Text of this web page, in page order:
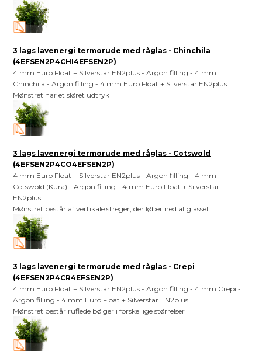
3 lags lavenergi termorude med råglas - Chinchila
(4EFSEN2P4CHI4EFSEN2P)
4 mm Euro Float + Silverstar EN2plus - Argon filling - 4 mm
Chinchila - Argon filling - 4 mm Euro Float + Silverstar EN2plus
Mønstret har et sløret udtryk
3 lags lavenergi termorude med råglas - Cotswold
(4EFSEN2P4CO4EFSEN2P)
4 mm Euro Float + Silverstar EN2plus - Argon filling - 4 mm
Cotswold (Kura) - Argon filling - 4 mm Euro Float + Silverstar
EN2plus
Mønstret består af vertikale streger, der løber ned af glasset
3 lags lavenergi termorude med råglas - Crepi
(4EFSEN2P4CR4EFSEN2P)
4 mm Euro Float + Silverstar EN2plus - Argon filling - 4 mm Crepi -
Argon filling - 4 mm Euro Float + Silverstar EN2plus
Mønstret består ruflede bølger i forskellige størrelser